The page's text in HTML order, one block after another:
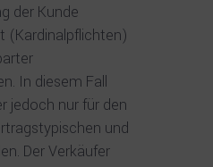
der Kunde
(Kardinalpflichten)
In diesem Fall
jedoch nur für den
und
Der Verkäufer